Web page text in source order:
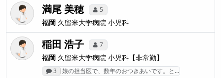
満尾 美穂 5
福岡 久留米大学病院 小児科
稲田 浩子 7
福岡 久留米大学病院 小児科【非常勤】
3 娘の担当医で、数年のおつきあいです。と…